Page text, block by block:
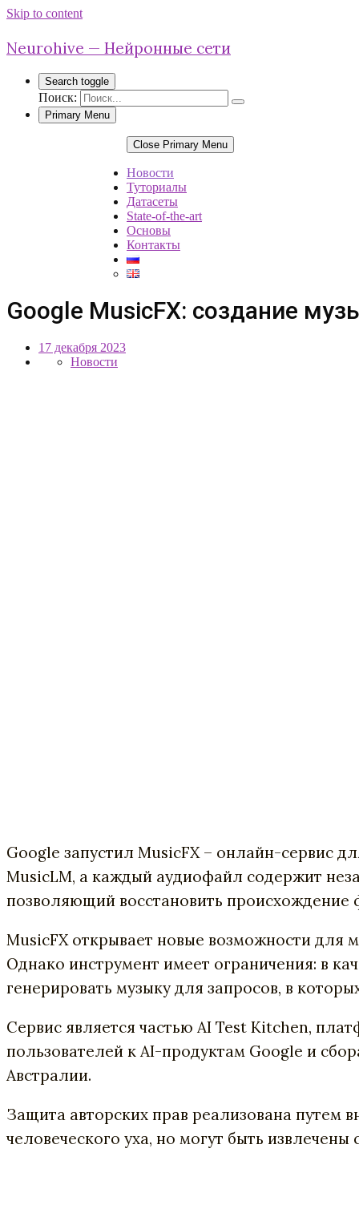
Skip to content
Neurohive — Нейронные сети
Search toggle
Поиск:
Primary Menu
Close Primary Menu
Новости
Туториалы
Датасеты
State-of-the-art
Основы
Контакты
Google MusicFX: создание
17 декабря 2023
Новости
Google запустил MusicFX – онлайн-сервис
MusicLM, а каждый аудиофайл содержит
позволяющий восстановить происхождение
MusicFX открывает новые возможности для
Однако инструмент имеет ограничения: в
генерировать музыку для запросов, в
Сервис является частью AI Test Kitchen,
пользователей к AI-продуктам Google и
Австралии.
Защита авторских прав реализована путем
человеческого уха, но могут быть